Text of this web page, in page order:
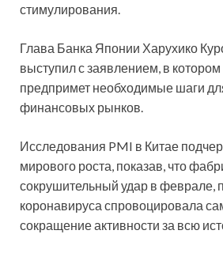
стимулирования.
Глава Банка Японии Харухико
выступил с заявлением, в котором
предпримет необходимые шаги
финансовых рынков.
Исследования PMI в Китае
мирового роста, показав, что
сокрушительный удар в феврале,
коронавируса спровоцировала
сокращение активности за всю